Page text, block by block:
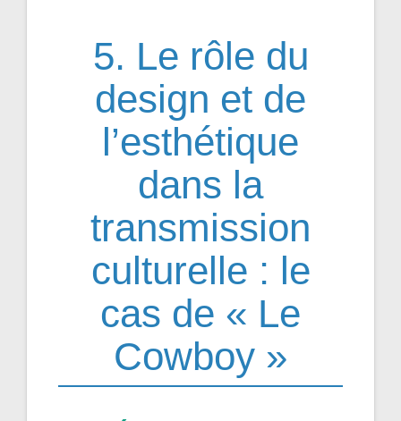
5. Le rôle du
design et de
l’esthétique
dans la
transmission
culturelle : le
cas de « Le
Cowboy »